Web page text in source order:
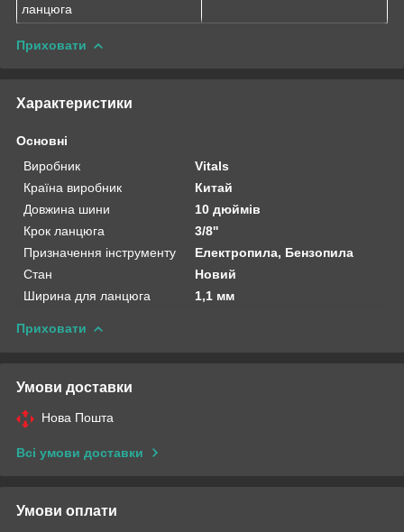
ланцюга
Приховати
Характеристики
Основні
Виробник
Vitals
Країна виробник
Китай
Довжина шини
10 дюймів
Крок ланцюга
3/8''
Призначення інструменту
Електропила, Бензопила
Стан
Новий
Ширина для ланцюга
1,1 мм
Приховати
Умови доставки
Нова Пошта
Всі умови доставки
Умови оплати